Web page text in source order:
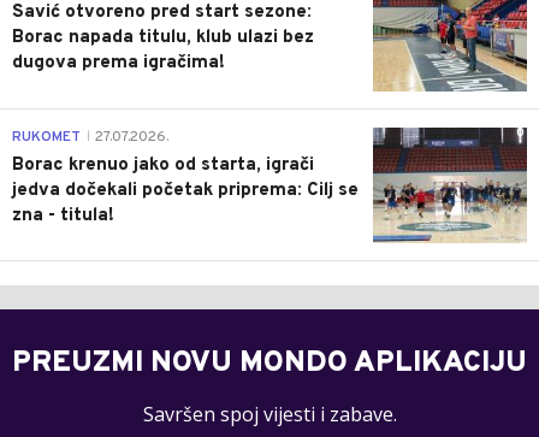
Savić otvoreno pred start sezone:
Borac napada titulu, klub ulazi bez
dugova prema igračima!
0
RUKOMET 27.07.2026.
Borac krenuo jako od starta, igrači
jedva dočekali početak priprema: Cilj se
zna - titula!
PREUZMI NOVU MONDO APLIKACIJU
Savršen spoj vijesti i zabave.